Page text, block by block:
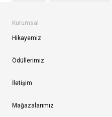
Kurumsal
Hikayemiz
Ödüllerimiz
İletişim
Mağazalarımız